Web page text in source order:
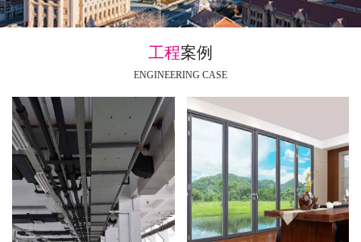
工程案例
ENGINEERING CASE